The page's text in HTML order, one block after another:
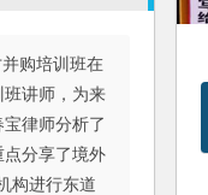
购培训班在
讲师，为来
律师分析了
分享了境外
构进行东道